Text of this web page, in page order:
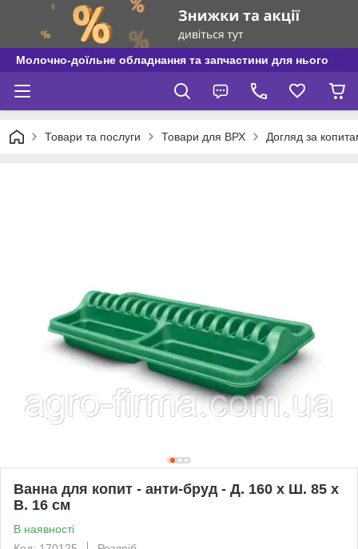
Молочно-доїльне обладнання та запчастини для нього
Товари та послуги Товари для ВРХ Догляд за
Ваннa для копит - анти-бруд - Д. 160 x Ш. 85 x
В. 16 cм
В наявності